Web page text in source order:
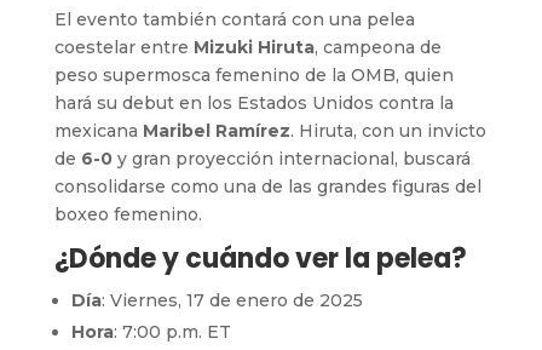
El evento también contará con una pelea
coestelar entre Mizuki Hiruta, campeona de
peso supermosca femenino de la OMB, quien
hará su debut en los Estados Unidos contra la
mexicana Maribel Ramírez. Hiruta, con un invicto
de 6-0y gran proyección internacional, buscará
consolidarse como una de las grandes figuras del
boxeo femenino.
¿Dónde y cuándo ver la pelea?
Día: Viernes, 17 de enero de 2025
Hora: 7:00 p.m. ET